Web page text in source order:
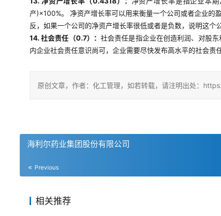
产)×100%。 净资产增长率可以用来衡量一个公司或者企业的
反，如果一个公司的净资产增长率很低或者是负数，说明这
14. 社会责任（0.7）：社会责任是指企业在创造利润、对股
内企业社会责任意识尚可，企业需要尽快发布高水平的社会责
原创文章，作者：化工管理，如若转载，请注明出处：
海利尔药业集团股份有限公司
Previous
相关推荐